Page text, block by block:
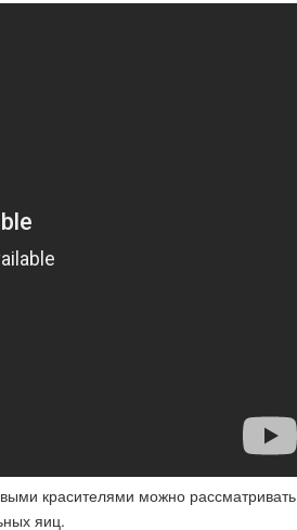
красителями можно рассматривать
яиц.